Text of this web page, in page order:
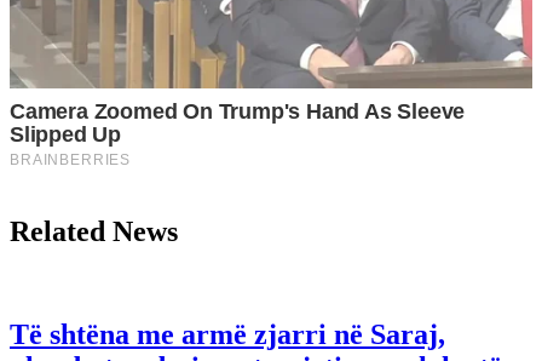
Related News
Të shtëna me armë zjarri në Saraj,